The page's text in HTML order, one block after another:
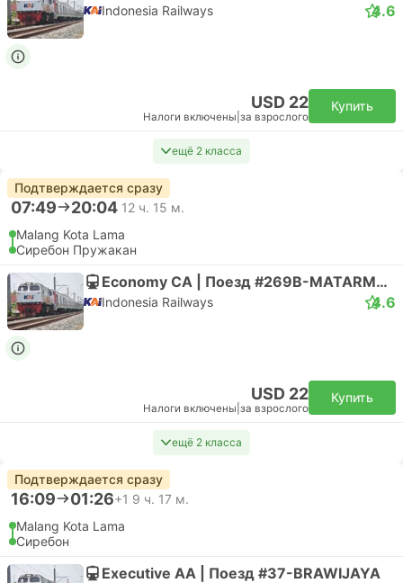
Indonesia Railways 4.6
USD 22
Налоги включены за взрослого
Купить
ещё 2 класса
Подтверждается сразу
07:49 20:04 12 ч. 15 м.
Malang Kota Lama
Сиребон Пружакан
Economy CA | Поезд #269B-MATARMAJA
Indonesia Railways 4.6
USD 22
Налоги включены за взрослого
Купить
ещё 2 класса
Подтверждается сразу
16:09 01:26+1 9 ч. 17 м.
Malang Kota Lama
Сиребон
Executive AA | Поезд #37-BRAWIJAYA